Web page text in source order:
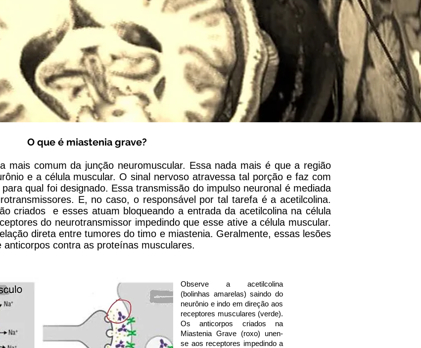
O que é miastenia grave?
mais comum da junção neuromuscular. Essa nada mais é que a região
e a célula muscular. O sinal nervoso atravessa tal porção e faz com
qual foi designado. Essa transmissão do impulso neuronal é mediada
E, no caso, o responsável por tal tarefa é a acetilcolina.
criados e esses atuam bloqueando a entrada da acetilcolina na célula
do neurotransmissor impedindo que esse ative a célula muscular.
direta entre tumores do timo e miastenia. Geralmente, essas lesões
contra as proteínas musculares.
Observe a acetilcolina
(bolinhas amarelas) saindo do
neurônio e indo em direção aos
receptores musculares (verde).
Os anticorpos criados na
Miastenia Grave (roxo) unen-
se aos receptores impedindo a